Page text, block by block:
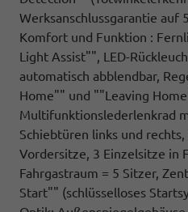
Werksanschlussgarantie auf
Komfort und Funktion :
Light Assist"", LED-
automatisch abblendbar,
Home"" und ""Leaving
Multifunktionslederlenkrad
Schiebtüren links und
Vordersitze, 3 Einzelsitze in
Fahrgastraum = 5 Sitzer,
Start"" (schlüsselloses